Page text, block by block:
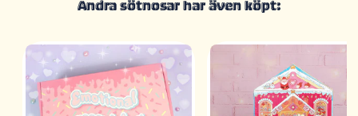
Andra sötnosar har även köpt: